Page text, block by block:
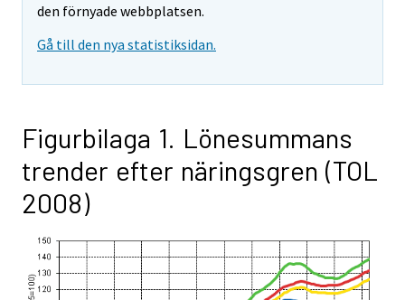
den förnyade webbplatsen.
Gå till den nya statistiksidan.
Figurbilaga 1. Lönesummans
trender efter näringsgren (TOL
2008)